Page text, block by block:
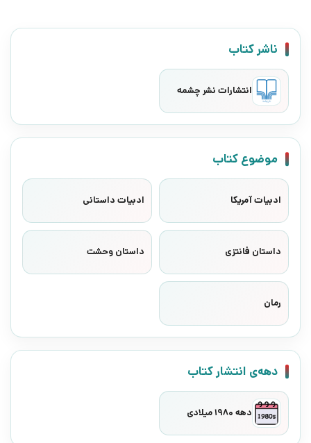
ناشر کتاب
انتشارات نشر چشمه
موضوع کتاب
ادبیات آمریکا ادبیات داستانی
داستان فانتزی داستان وحشت
رمان
دهه‌ی انتشار کتاب
دهه 1980 میلادی